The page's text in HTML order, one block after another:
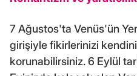
7 Ağustos'ta Venüs'ün
girişiyle fikirlerinizi
korunabilirsiniz. 6 Eylül